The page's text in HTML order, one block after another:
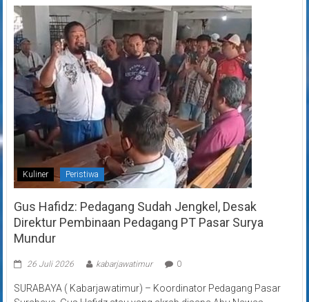
Kuliner Peristiwa
Gus Hafidz: Pedagang Sudah Jengkel, Desak
Direktur Pembinaan Pedagang PT Pasar Surya
Mundur
26 Juli 2026 kabarjawatimur 0
SURABAYA ( Kabarjawatimur) – Koordinator Pedagang Pasar